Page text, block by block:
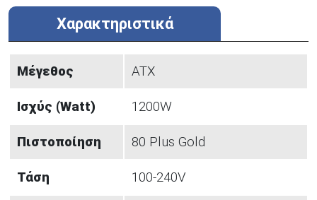
Χαρακτηριστικά
Μέγεθος ATX
Ισχύς (Watt) 1200W
Πιστοποίηση 80 Plus Gold
Τάση 100-240V